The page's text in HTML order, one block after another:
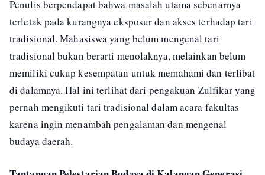
Penulis berpendapat bahwa masalah utama sebenarnya
terletak pada kurangnya eksposur dan akses terhadap tari
tradisional. Mahasiswa yang belum mengenal tari
tradisional bukan berarti menolaknya, melainkan belum
memiliki cukup kesempatan untuk memahami dan terlibat
di dalamnya. Hal ini terlihat dari pengakuan Zulfikar yang
pernah mengikuti tari tradisional dalam acara fakultas
karena ingin menambah pengalaman dan mengenal
budaya daerah.